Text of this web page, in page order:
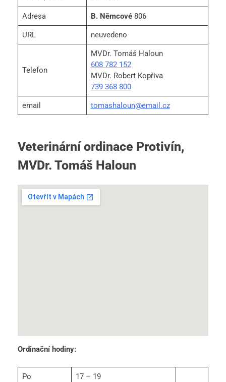
Adresa B. Němcové 806
URL neuvedeno
Telefon
MVDr. Tomáš Haloun
608 782 152
MVDr. Robert Kopřiva
739 368 800
email tomashaloun@email.cz
Veterinární ordinace Protivín,
MVDr. Tomáš Haloun
Ordinační hodiny:
Po 17 – 19